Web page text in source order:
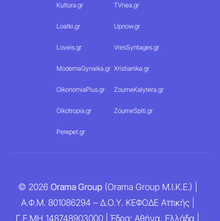
Kultura.gr TVnea.gr
Loatki.gr Upnow.gr
Loveis.gr VresSyntages.gr
ModernaGynaika.gr Xristianika.gr
OikonomiaPlus.gr ZoumeKalytera.gr
Oikotropia.gr ZoumeSpiti.gr
Perepet.gr
© 2026 Orama Group(Orama Group Μ.Ι.Κ.Ε.) |
Α.Φ.Μ. 801086294 – Δ.Ο.Υ. ΚΕΦΟΔΕ Αττικής |
Γ.Ε.ΜΗ 148748903000 | Έδρα: Αθήνα, Ελλάδα |